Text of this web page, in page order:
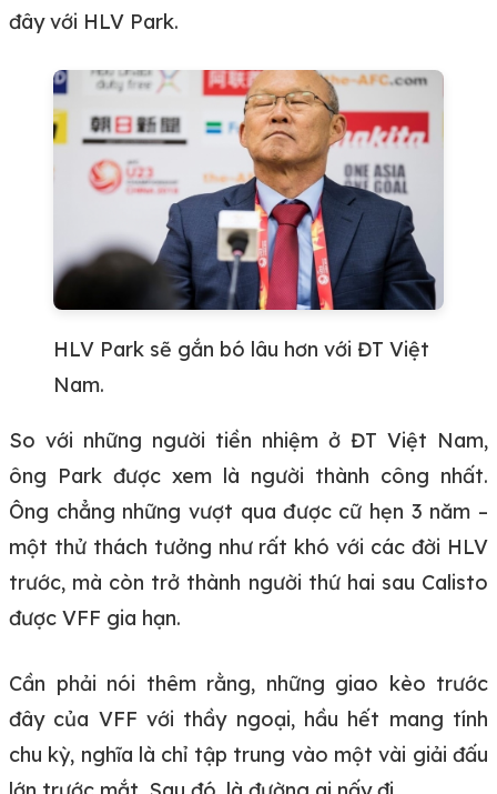
đây với HLV Park.
HLV Park sẽ gắn bó lâu hơn với ĐT Việt
Nam.
So với những người tiền nhiệm ở ĐT Việt Nam,
ông Park được xem là người thành công nhất.
Ông chẳng những vượt qua được cữ hẹn 3 năm –
một thử thách tưởng như rất khó với các đời HLV
trước, mà còn trở thành người thứ hai sau Calisto
được VFF gia hạn.
Cần phải nói thêm rằng, những giao kèo trước
đây của VFF với thầy ngoại, hầu hết mang tính
chu kỳ, nghĩa là chỉ tập trung vào một vài giải đấu